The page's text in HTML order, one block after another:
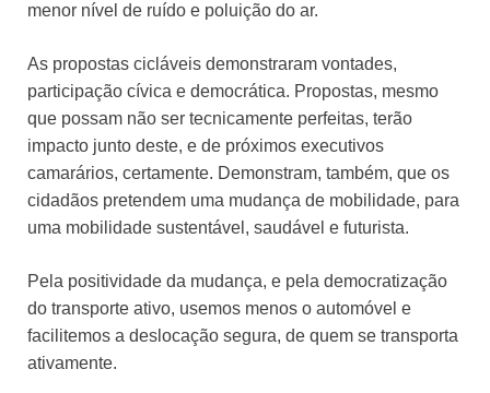
menor nível de ruído e poluição do ar.
As propostas cicláveis demonstraram vontades,
participação cívica e democrática. Propostas, mesmo
que possam não ser tecnicamente perfeitas, terão
impacto junto deste, e de próximos executivos
camarários, certamente. Demonstram, também, que os
cidadãos pretendem uma mudança de mobilidade, para
uma mobilidade sustentável, saudável e futurista.
Pela positividade da mudança, e pela democratização
do transporte ativo, usemos menos o automóvel e
facilitemos a deslocação segura, de quem se transporta
ativamente.